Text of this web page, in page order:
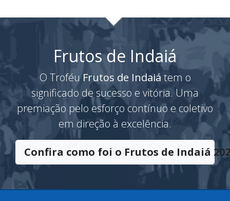
Frutos de Indaiá
O Troféu Frutos de Indaiá tem o
significado de sucesso e vitória. Uma
premiação pelo esforço contínuo e coletivo
em direção à excelência.
Confira como foi o Frutos de Indaiá